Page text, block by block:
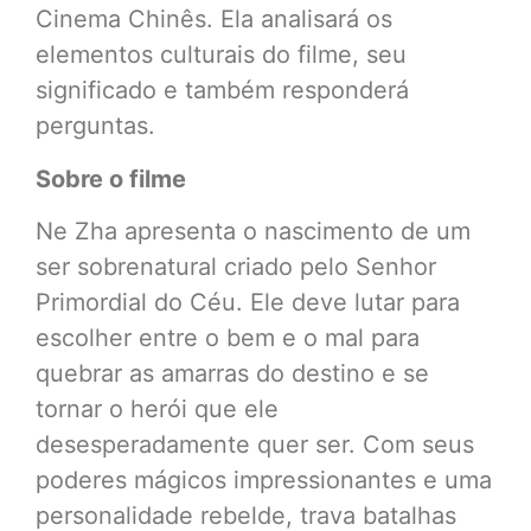
Cinema Chinês. Ela analisará os
elementos culturais do filme, seu
significado e também responderá
perguntas.
Sobre o filme
Ne Zha apresenta o nascimento de um
ser sobrenatural criado pelo Senhor
Primordial do Céu. Ele deve lutar para
escolher entre o bem e o mal para
quebrar as amarras do destino e se
tornar o herói que ele
desesperadamente quer ser. Com seus
poderes mágicos impressionantes e uma
personalidade rebelde, trava batalhas